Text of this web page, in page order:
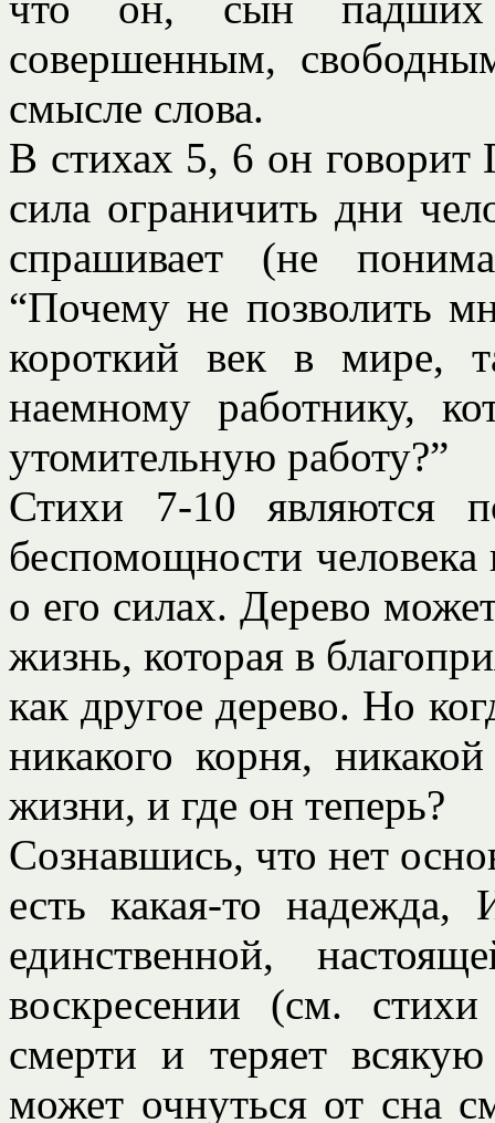
совершенным,
смысле слова.
В стихах 5, 6 он говорит
сила ограничить дни
спрашивает (не
“Почему не позволить
короткий век в мире,
наемному работнику,
утомительную работу?”
Стихи 7-10 являются
беспомощности человека
о его силах. Дерево
жизнь, которая в
как другое дерево. Но
никакого корня,
жизни, и где он теперь?
Сознавшись, что нет
есть какая-то надежда,
единственной,
воскресении (см.
смерти и теряет
может очнуться от сна